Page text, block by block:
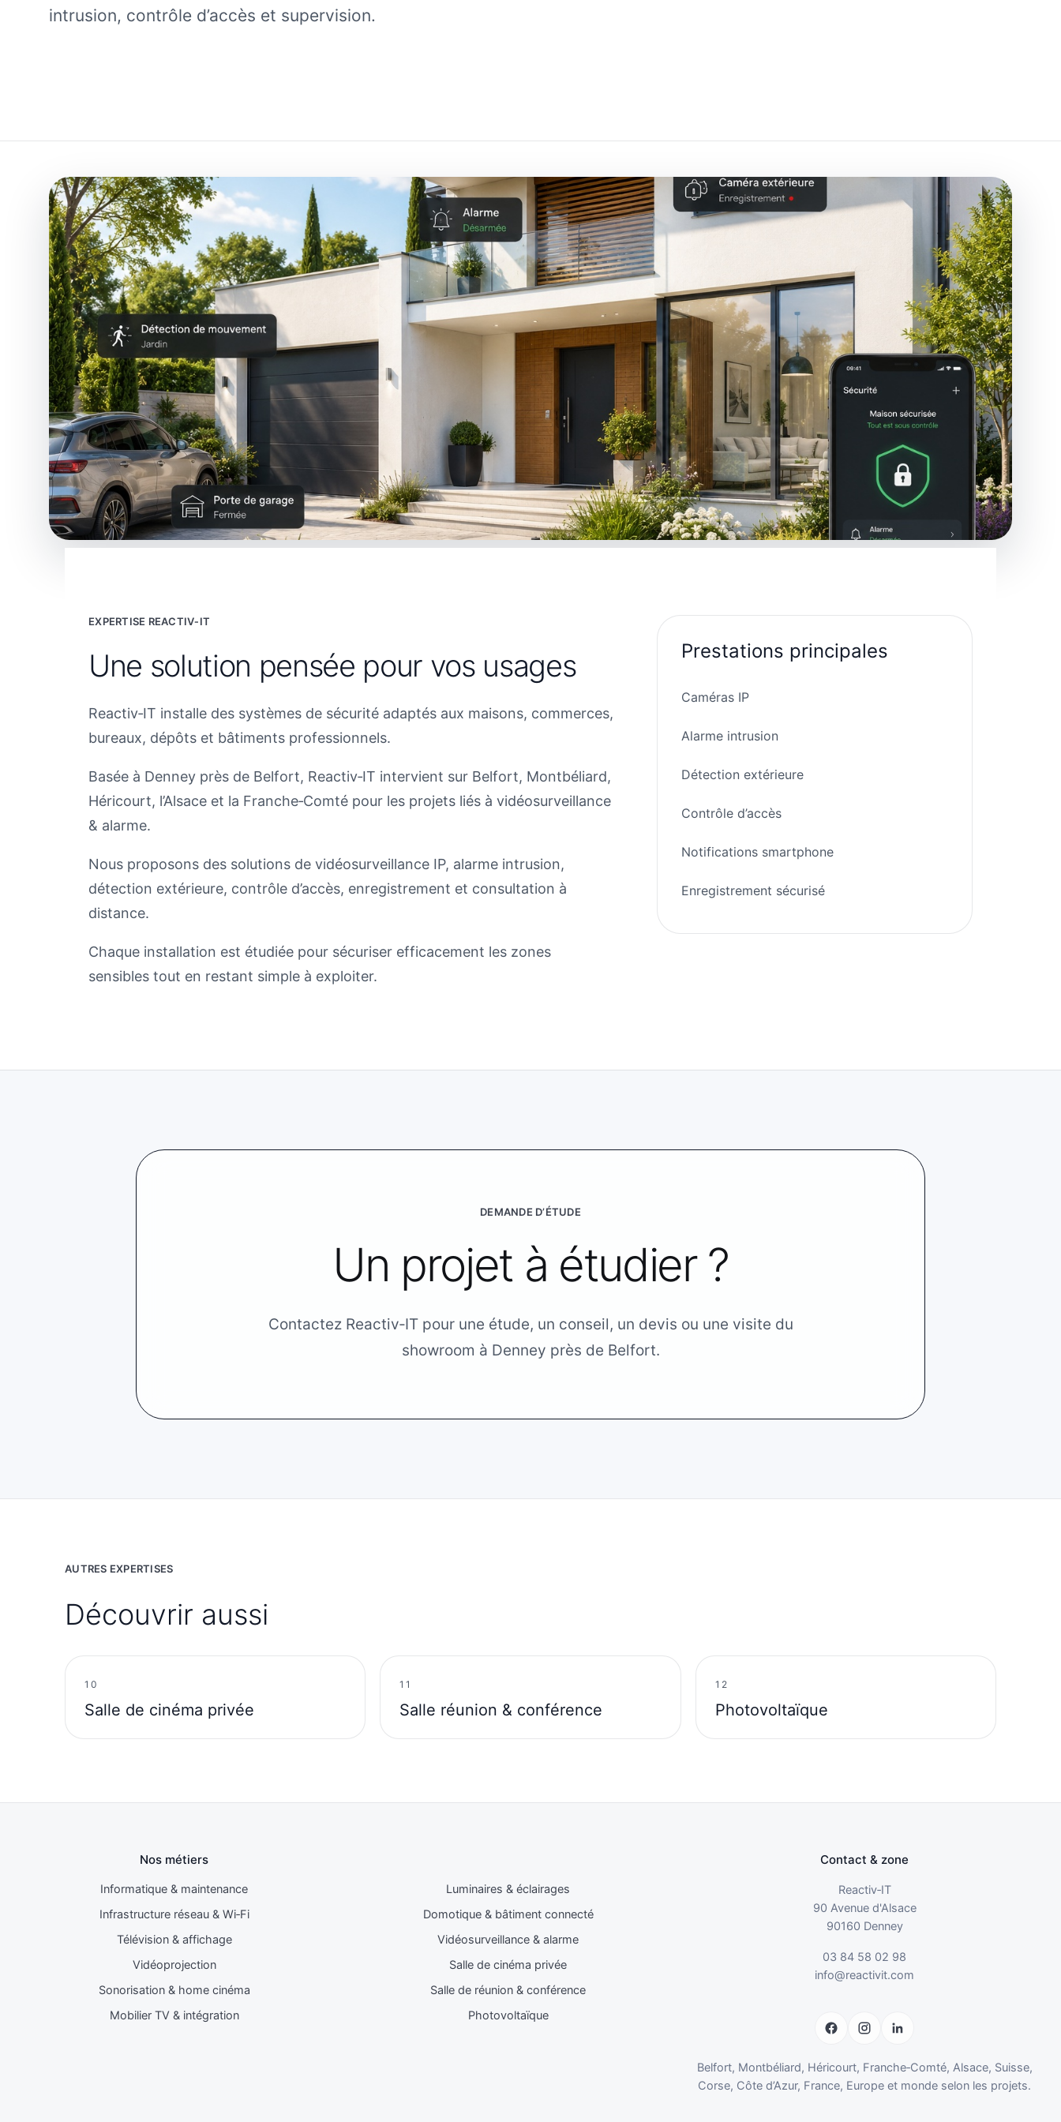
Salle de cinéma privée
intrusion, contrôle d’accès et supervision.
EXPERTISE REACTIV‑IT
Une solution pensée pour vos usages
Reactiv‑IT installe des systèmes de sécurité adaptés aux maisons, commerces,
bureaux, dépôts et bâtiments professionnels.
Basée à Denney près de Belfort, Reactiv‑IT intervient sur Belfort, Montbéliard,
Héricourt, l’Alsace et la Franche‑Comté pour les projets liés à vidéosurveillance
& alarme.
Nous proposons des solutions de vidéosurveillance IP, alarme intrusion,
détection extérieure, contrôle d’accès, enregistrement et consultation à
distance.
Chaque installation est étudiée pour sécuriser efficacement les zones
sensibles tout en restant simple à exploiter.
Prestations principales
Caméras IP
Alarme intrusion
Détection extérieure
Contrôle d’accès
Notifications smartphone
Enregistrement sécurisé
DEMANDE D’ÉTUDE
Un projet à étudier ?
Contactez Reactiv‑IT pour une étude, un conseil, un devis ou une visite du
showroom à Denney près de Belfort.
AUTRES EXPERTISES
Découvrir aussi
10
Salle de cinéma privée
11
Salle réunion & conférence
12
Photovoltaïque
Nos métiers
Informatique & maintenance
Infrastructure réseau & Wi‑Fi
Télévision & affichage
Vidéoprojection
Sonorisation & home cinéma
Mobilier TV & intégration
Luminaires & éclairages
Domotique & bâtiment connecté
Vidéosurveillance & alarme
Salle de cinéma privée
Salle de réunion & conférence
Photovoltaïque
Contact & zone
Reactiv‑IT
90 Avenue d'Alsace
90160 Denney
03 84 58 02 98
info@reactivit.com
Belfort, Montbéliard, Héricourt, Franche‑Comté, Alsace, Suisse,
Corse, Côte d’Azur, France, Europe et monde selon les projets.